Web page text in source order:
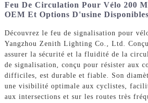
Feu De Circulation Pour Vélo 200
OEM Et Options D'usine
Découvrez le feu de signalisation pour
Yangzhou Zenith Lighting Co., Ltd.
assurer la sécurité et la fluidité de la
de signalisation, conçu pour résister aux
difficiles, est durable et fiable. Son
une visibilité optimale aux cyclistes,
aux intersections et sur les routes très